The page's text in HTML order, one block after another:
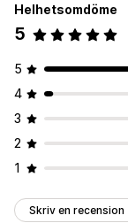
Helhetsomdöme
5
5
4
3
2
1
Skriv en recension